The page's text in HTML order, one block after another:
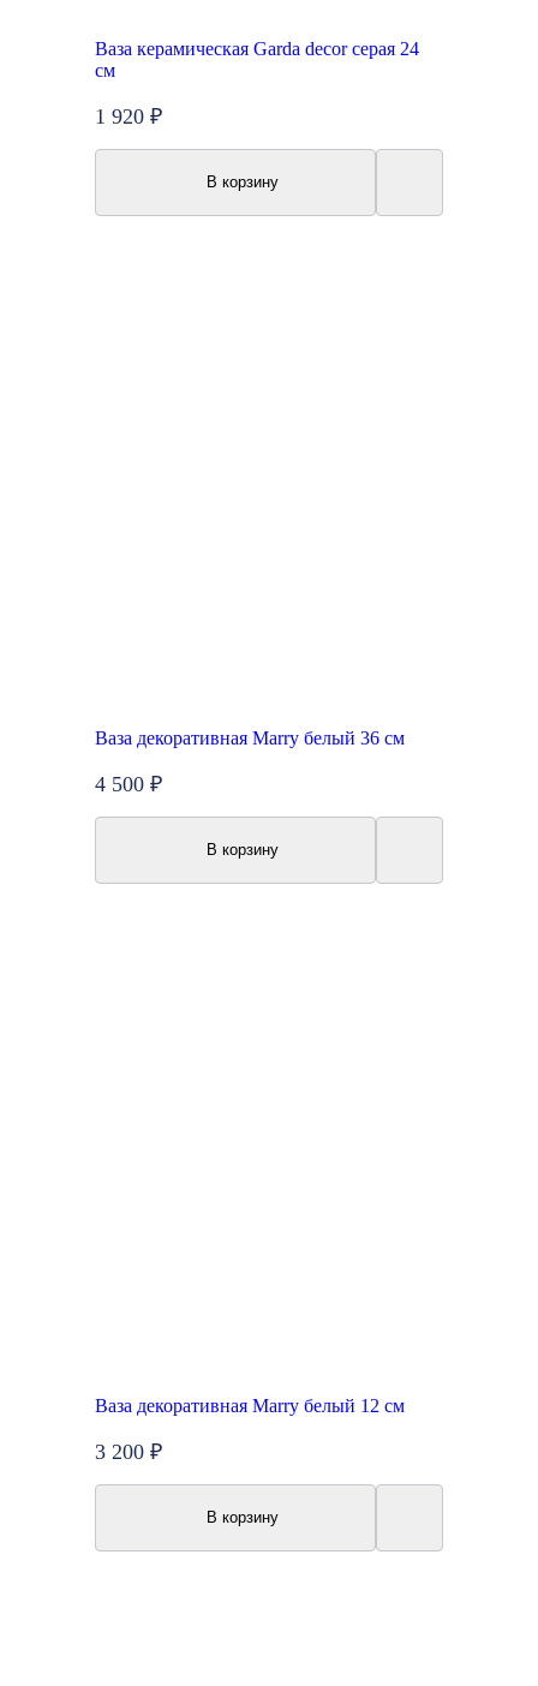
Ваза керамическая Garda decor серая 24
см
1 920 ₽
В корзину
Ваза декоративная Marry белый 36 см
4 500 ₽
В корзину
Ваза декоративная Marry белый 12 см
3 200 ₽
В корзину